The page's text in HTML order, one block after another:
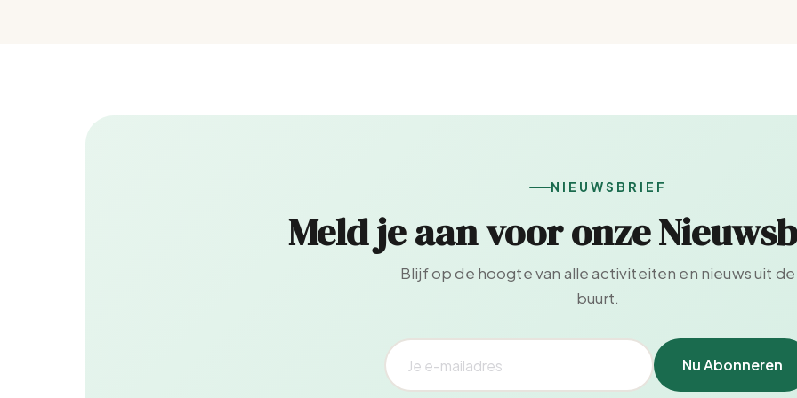
NIEUWSBRIEF
Meld je aan voor onze
Blijf op de hoogte van alle activiteiten en nieuws uit de
buurt.
Nu Abonneren